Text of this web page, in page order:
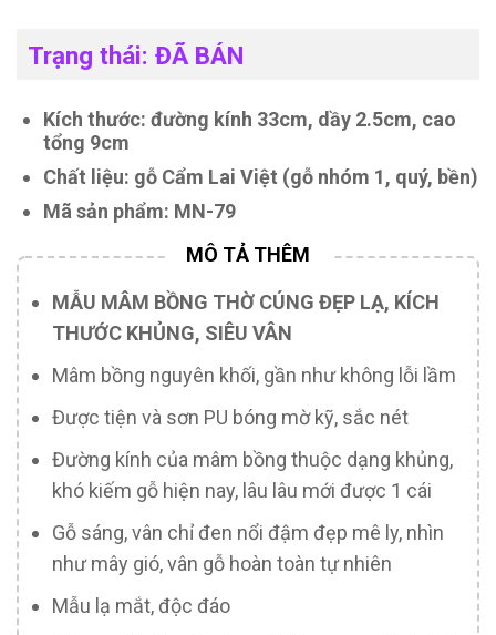
Trạng thái: ĐÃ BÁN
Kích thước: đường kính 33cm, dầy 2.5cm, cao
tổng 9cm
Chất liệu: gỗ Cẩm Lai Việt (gỗ nhóm 1, quý, bền)
Mã sản phẩm: MN-79
MẪU MÂM BỒNG THỜ CÚNG ĐẸP LẠ, KÍCH
THƯỚC KHỦNG, SIÊU VÂN
Mâm bồng nguyên khối, gần như không lỗi lầm
Được tiện và sơn PU bóng mờ kỹ, sắc nét
Đường kính của mâm bồng thuộc dạng khủng,
khó kiếm gỗ hiện nay, lâu lâu mới được 1 cái
Gỗ sáng, vân chỉ đen nổi đậm đẹp mê ly, nhìn
như mây gió, vân gỗ hoàn toàn tự nhiên
Mẫu lạ mắt, độc đáo